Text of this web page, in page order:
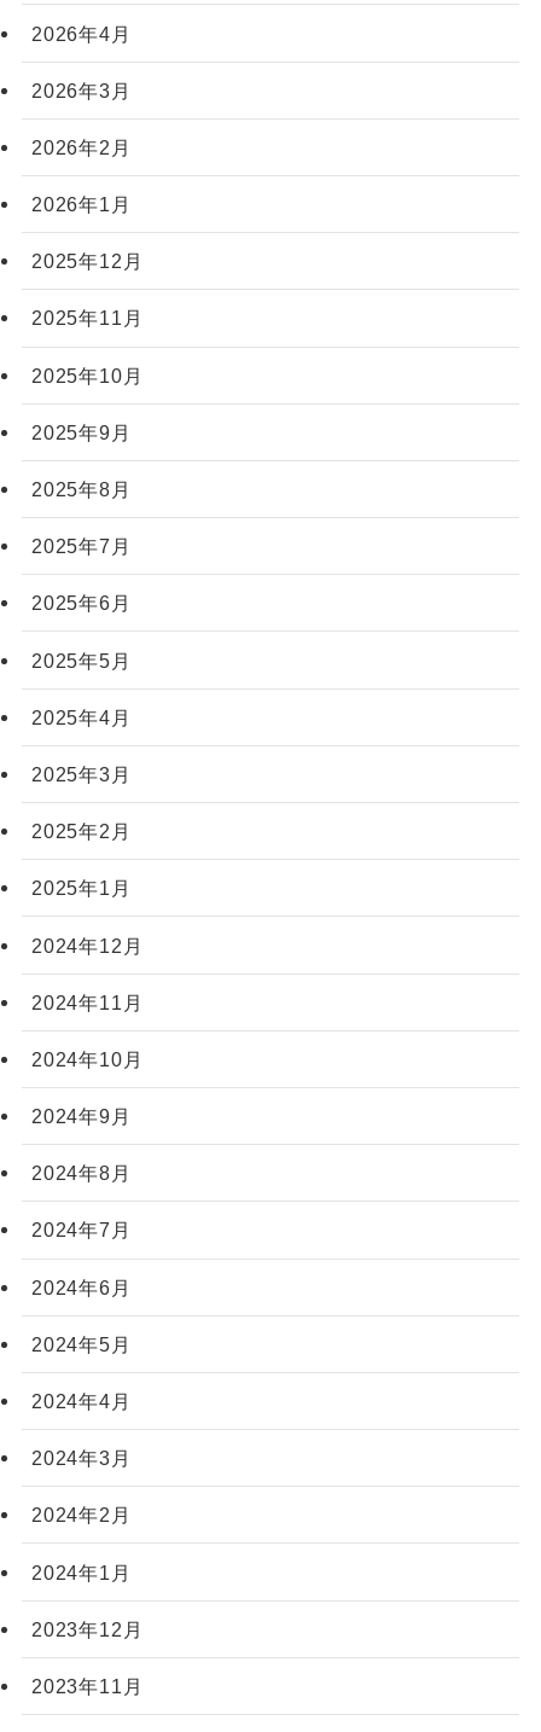
2026年4月
2026年3月
2026年2月
2026年1月
2025年12月
2025年11月
2025年10月
2025年9月
2025年8月
2025年7月
2025年6月
2025年5月
2025年4月
2025年3月
2025年2月
2025年1月
2024年12月
2024年11月
2024年10月
2024年9月
2024年8月
2024年7月
2024年6月
2024年5月
2024年4月
2024年3月
2024年2月
2024年1月
2023年12月
2023年11月